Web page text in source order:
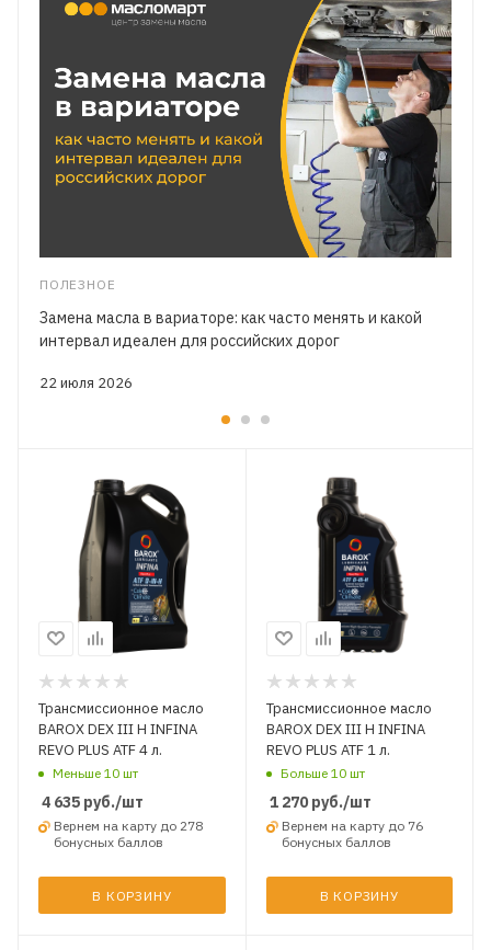
ПОЛЕЗНОЕ
22 июля 2026
Замена масла в вариаторе: как часто менять и какой
интервал идеален для российских дорог
Трансмиссионное масло
BAROX DEX III H INFINA
REVO PLUS ATF 4 л.
Меньше 10 шт
4 635 руб./шт
Вернем на карту до 278
бонусных баллов
В КОРЗИНУ
Трансмиссионное масло
BAROX DEX III H INFINA
REVO PLUS ATF 1 л.
Больше 10 шт
1 270руб./шт
Вернем на карту до 76
бонусных баллов
В КОРЗИНУ